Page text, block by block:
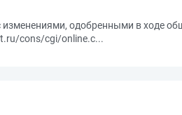
одобренными в ходе
cons/cgi/online.c...